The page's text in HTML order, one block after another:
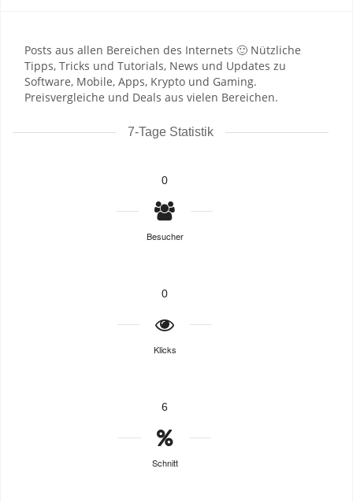
Posts aus allen Bereichen des Internets 🙂 Nützliche
Tipps, Tricks und Tutorials, News und Updates zu
Software, Mobile, Apps, Krypto und Gaming.
Preisvergleiche und Deals aus vielen Bereichen.
7-Tage Statistik
0
Besucher
0
Klicks
6
Schnitt